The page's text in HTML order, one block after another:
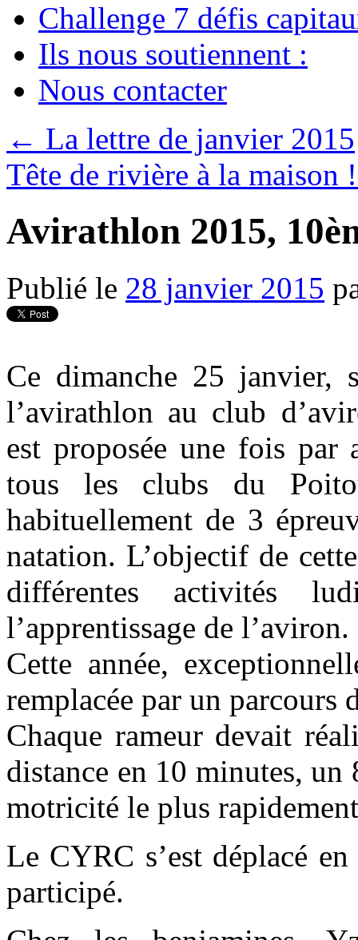
Challenge 7 défis
Ils nous soutiennent :
Nous contacter
← La lettre de janvier 2015
Tête de rivière à la maison
Avirathlon 2015,
Publié le 28 janvier 2015
Ce dimanche 25 janvier,
l’avirathlon au club
est proposée une fois par
tous les clubs du
habituellement de 3
natation. L’objectif de
différentes activités
l’apprentissage de l’aviron.
Cette année,
remplacée par un parcours
Chaque rameur devait
distance en 10 minutes, un
motricité le plus
Le CYRC s’est déplacé
participé.